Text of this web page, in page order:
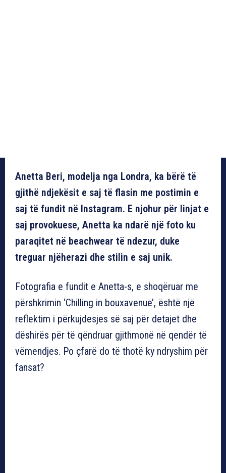
Anetta Beri, modelja nga Londra, ka bërë të
gjithë ndjekësit e saj të flasin me postimin e
saj të fundit në Instagram. E njohur për linjat e
saj provokuese, Anetta ka ndarë një foto ku
paraqitet në beachwear të ndezur, duke
treguar njëherazi dhe stilin e saj unik.
Fotografia e fundit e Anetta-s, e shoqëruar me
përshkrimin ‘Chilling in bouxavenue’, është një
reflektim i përkujdesjes së saj për detajet dhe
dëshirës për të qëndruar gjithmonë në qendër të
vëmendjes. Po çfarë do të thotë ky ndryshim për
fansat?